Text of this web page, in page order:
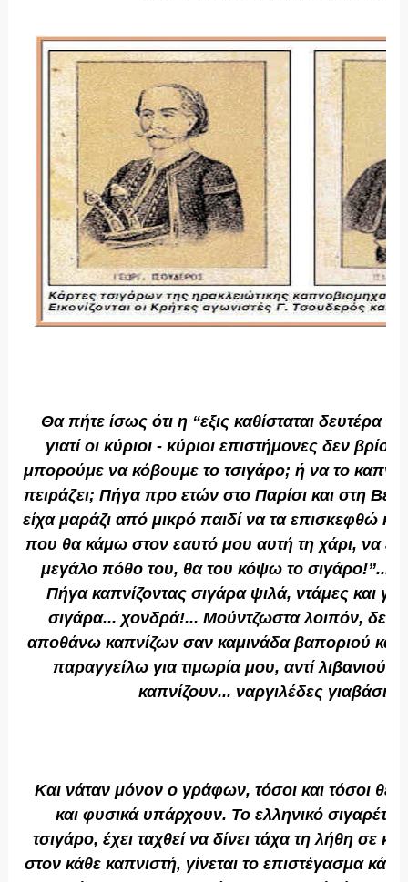
Θα πήτε ίσως ότι η “εξις καθίσταται δευτέρα
γιατί οι κύριοι - κύριοι επιστήμονες δεν
μπορούμε να κόβουμε το τσιγάρο; ή να το
πειράζει; Πήγα προ ετών στο Παρίσι και στη
είχα μαράζι από μικρό παιδί να τα επισκεφθώ
που θα κάμω στον εαυτό μου αυτή τη χάρι, να
μεγάλο πόθο του, θα του κόψω το σιγάρο!”...
Πήγα καπνίζοντας σιγάρα ψιλά, ντάμες και
σιγάρα... χονδρά!... Μούντζωστα λοιπόν, δεν
αποθάνω καπνίζων σαν καμινάδα βαποριού και
παραγγείλω για τιμωρία μου, αντί λιβανιού,
καπνίζουν... ναργιλέδες
Και νάταν μόνον ο γράφων, τόσοι και τόσοι
και φυσικά υπάρχουν. Το ελληνικό σιγαρέττο
τσιγάρο, έχει ταχθεί να δίνει τάχα τη λήθη σε
στον κάθε καπνιστή, γίνεται το επιστέγασμα